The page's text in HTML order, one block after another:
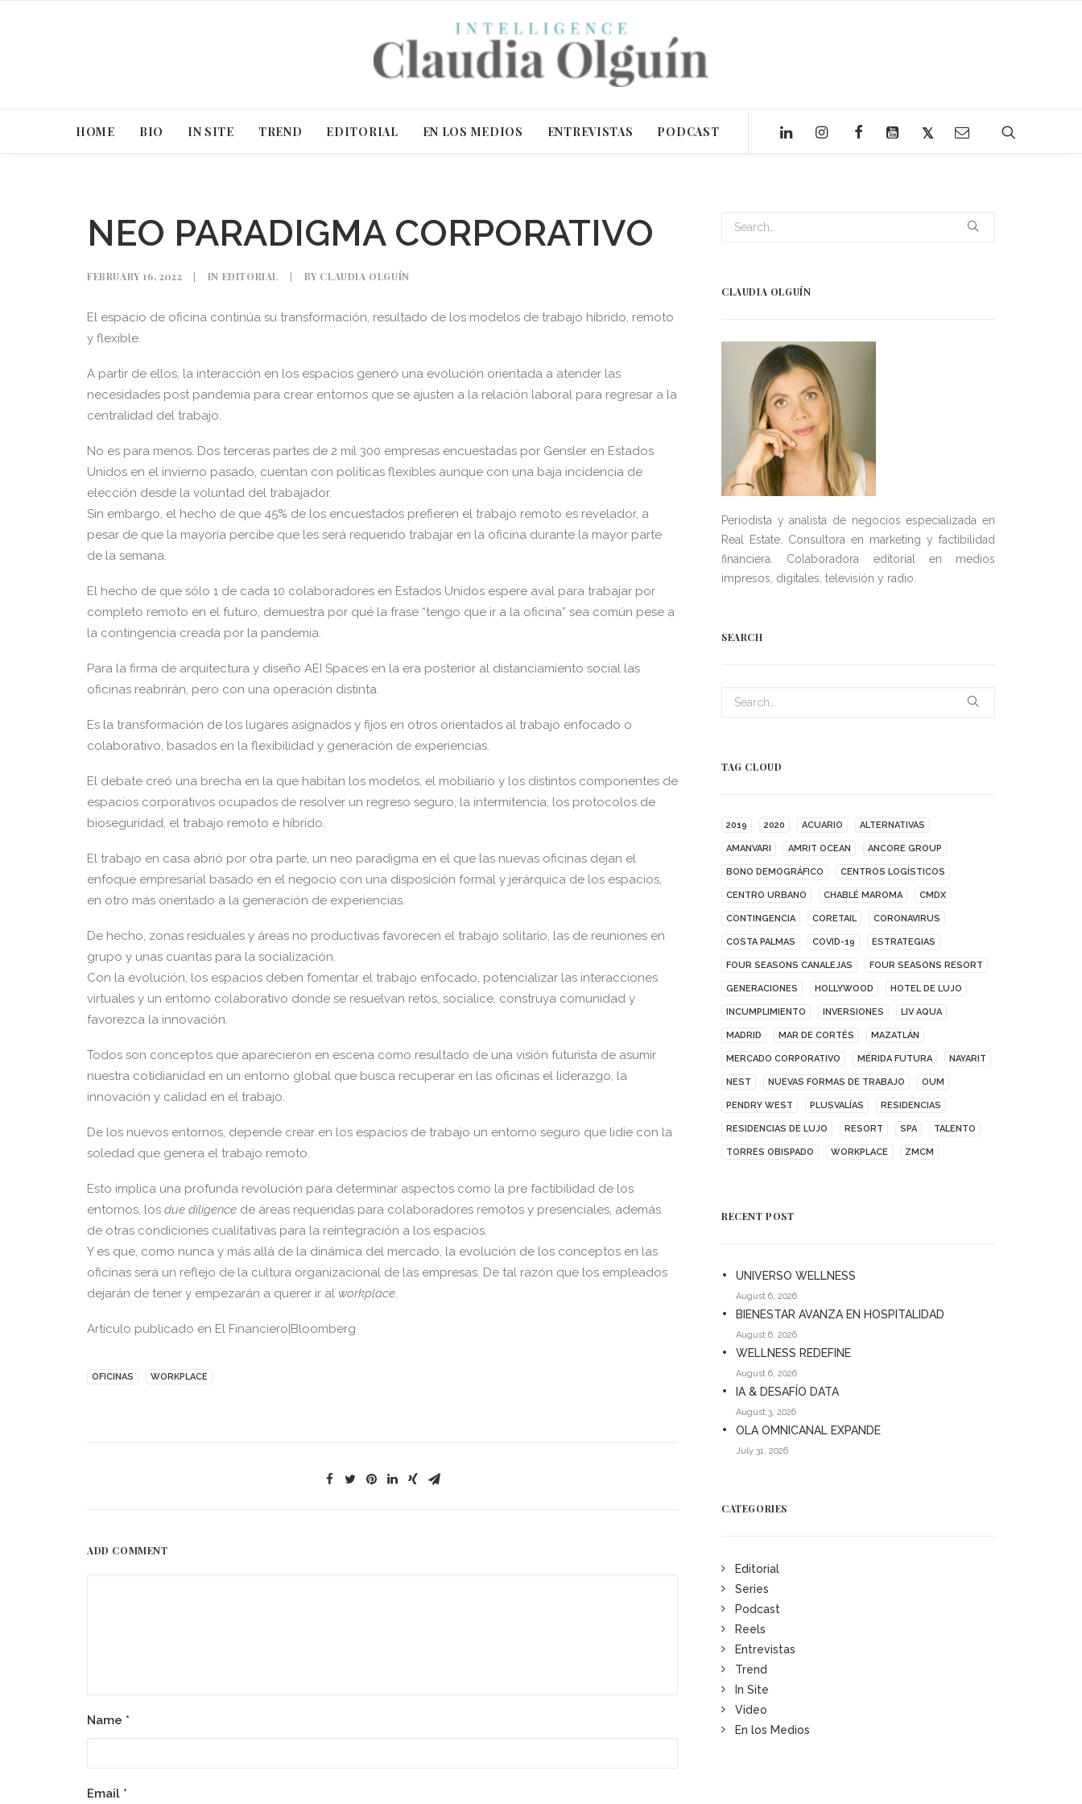
HOME BIO IN SITE TREND EDITORIAL EN LOS MEDIOS ENTREVISTAS PODCAST
NEO PARADIGMA CORPORATIVO
FEBRUARY 16, 2022 | IN EDITORIAL | BY CLAUDIA OLGUÍN
El espacio de oficina continúa su transformación, resultado de los modelos de trabajo híbrido, remoto
y flexible.
A partir de ellos, la interacción en los espacios generó una evolución orientada a atender las
necesidades post pandemia para crear entornos que se ajusten a la relación laboral para regresar a la
centralidad del trabajo.
No es para menos. Dos terceras partes de 2 mil 300 empresas encuestadas por Gensler en Estados
Unidos en el invierno pasado, cuentan con políticas flexibles aunque con una baja incidencia de
elección desde la voluntad del trabajador.
Sin embargo, el hecho de que 45% de los encuestados prefieren el trabajo remoto es revelador, a
pesar de que la mayoría percibe que les será requerido trabajar en la oficina durante la mayor parte
de la semana.
El hecho de que sólo 1 de cada 10 colaboradores en Estados Unidos espere aval para trabajar por
completo remoto en el futuro, demuestra por qué la frase “tengo que ir a la oficina” sea común pese a
la contingencia creada por la pandemia.
Para la firma de arquitectura y diseño AEI Spaces en la era posterior al distanciamiento social las
oficinas reabrirán, pero con una operación distinta.
Es la transformación de los lugares asignados y fijos en otros orientados al trabajo enfocado o
colaborativo, basados en la flexibilidad y generación de experiencias.
El debate creó una brecha en la que habitan los modelos, el mobiliario y los distintos componentes de
espacios corporativos ocupados de resolver un regreso seguro, la intermitencia, los protocolos de
bioseguridad, el trabajo remoto e híbrido.
El trabajo en casa abrió por otra parte, un neo paradigma en el que las nuevas oficinas dejan el
enfoque empresarial basado en el negocio con una disposición formal y jerárquica de los espacios,
en otro más orientado a la generación de experiencias.
De hecho, zonas residuales y áreas no productivas favorecen el trabajo solitario, las de reuniones en
grupo y unas cuantas para la socialización.
Con la evolución, los espacios deben fomentar el trabajo enfocado, potencializar las interacciones
virtuales y un entorno colaborativo donde se resuelvan retos, socialice, construya comunidad y
favorezca la innovación.
Todos son conceptos que aparecieron en escena como resultado de una visión futurista de asumir
nuestra cotidianidad en un entorno global que busca recuperar en las oficinas el liderazgo, la
innovación y calidad en el trabajo.
De los nuevos entornos, depende crear en los espacios de trabajo un entorno seguro que lidie con la
soledad que genera el trabajo remoto.
Esto implica una profunda revolución para determinar aspectos como la pre factibilidad de los
entornos, los due diligence de áreas requeridas para colaboradores remotos y presenciales, además
de otras condiciones cualitativas para la reintegración a los espacios.
Y es que, como nunca y más allá de la dinámica del mercado, la evolución de los conceptos en las
oficinas será un reflejo de la cultura organizacional de las empresas. De tal razón que los empleados
dejarán de tener y empezarán a querer ir al workplace.
Artículo publicado en El Financiero|Bloomberg
OFICINAS WORKPLACE
ADD COMMENT
Name *
Email *
CLAUDIA OLGUÍN
Periodista y analista de negocios especializada en
Real Estate. Consultora en marketing y factibilidad
financiera. Colaboradora editorial en medios
impresos, digitales, televisión y radio.
SEARCH
TAG CLOUD
2019 2020 ACUARIO ALTERNATIVAS
AMANVARI AMRIT OCEAN ANCORE GROUP
BONO DEMOGRÁFICO CENTROS LOGÍSTICOS
CENTRO URBANO CHABLÉ MAROMA CMDX
CONTINGENCIA CORETAIL CORONAVIRUS
COSTA PALMAS COVID-19 ESTRATEGIAS
FOUR SEASONS CANALEJAS FOUR SEASONS RESORT
GENERACIONES HOLLYWOOD HOTEL DE LUJO
INCUMPLIMIENTO INVERSIONES LIV AQUA
MADRID MAR DE CORTÉS MAZATLÁN
MERCADO CORPORATIVO MÉRIDA FUTURA NAYARIT
NEST NUEVAS FORMAS DE TRABAJO OUM
PENDRY WEST PLUSVALÍAS RESIDENCIAS
RESIDENCIAS DE LUJO RESORT SPA TALENTO
TORRES OBISPADO WORKPLACE ZMCM
RECENT POST
UNIVERSO WELLNESS
August 6, 2026
BIENESTAR AVANZA EN HOSPITALIDAD
August 6, 2026
WELLNESS REDEFINE
August 6, 2026
IA & DESAFÍO DATA
August 3, 2026
OLA OMNICANAL EXPANDE
July 31, 2026
CATEGORIES
Editorial
Series
Podcast
Reels
Entrevistas
Trend
In Site
Video
En los Medios